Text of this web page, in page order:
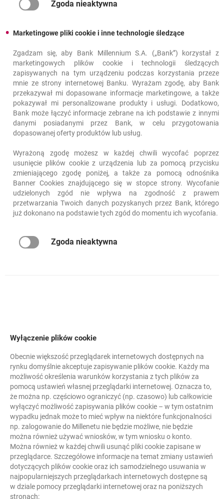
x_bm_login_auth
niezbędne
Plik cookie
wykorzystywany do celów
autoryzacji i prawidłowego
funkcjonowania Millenet.
sesja
Bank Millennium
Bank Millennium
x_bm_auth_ret
niezbędne
Plik cookie
Zgoda nieaktywna
Marketingowe pliki cookie i inne technologie śledzące
Zgadzam się, aby Bank Millennium S.A. („Bank”) korzystał z
marketingowych plików cookie i technologii śledzących
zapisywanych na tym urządzeniu podczas korzystania przeze
mnie ze strony internetowej Banku. Wyrażam zgodę, aby Bank
przekazywał mi dopasowane informacje marketingowe, a także
pokazywał mi personalizowane produkty i usługi. Dodatkowo,
Bank może łączyć informacje zebrane na ich podstawie z innymi
danymi posiadanymi przez Bank, w celu przygotowania
dopasowanej oferty produktów lub usług.
Wyrażoną zgodę możesz w każdej chwili wycofać poprzez
usunięcie plików cookie z urządzenia lub za pomocą przycisku
zmieniającego zgodę poniżej, a także za pomocą odnośnika
Banner Cookies znajdującego się w stopce strony. Wycofanie
udzielonych zgód nie wpływa na zgodność z prawem
przetwarzania Twoich danych pozyskanych przez Bank, którego
już dokonano na podstawie tych zgód do momentu ich wycofania.
Zgoda nieaktywna
Wyłączenie plików cookie
Obecnie większość przeglądarek internetowych dostępnych na
rynku domyślnie akceptuje zapisywanie plików cookie. Każdy ma
możliwość określenia warunków korzystania z tych plików za
pomocą ustawień własnej przeglądarki internetowej. Oznacza to,
że można np. częściowo ograniczyć (np. czasowo) lub całkowicie
wyłączyć możliwość zapisywania plików cookie – w tym ostatnim
wypadku jednak może to mieć wpływ na niektóre funkcjonalności
np. zalogowanie do Millenetu nie będzie możliwe, nie będzie
można również używać wniosków, w tym wniosku o konto.
Można również w każdej chwili usunąć pliki cookie zapisane w
przeglądarce. Szczegółowe informacje na temat zmiany ustawień
dotyczących plików cookie oraz ich samodzielnego usuwania w
najpopularniejszych przeglądarkach internetowych dostępne są
w dziale pomocy przeglądarki internetowej oraz na poniższych
stronach: